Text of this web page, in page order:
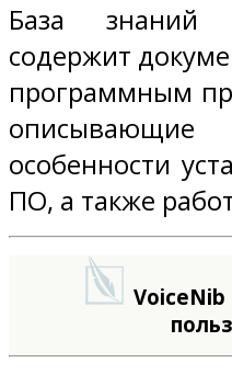
База знаний
содержит
программным
особенности
ПО, а также
VoiceNib